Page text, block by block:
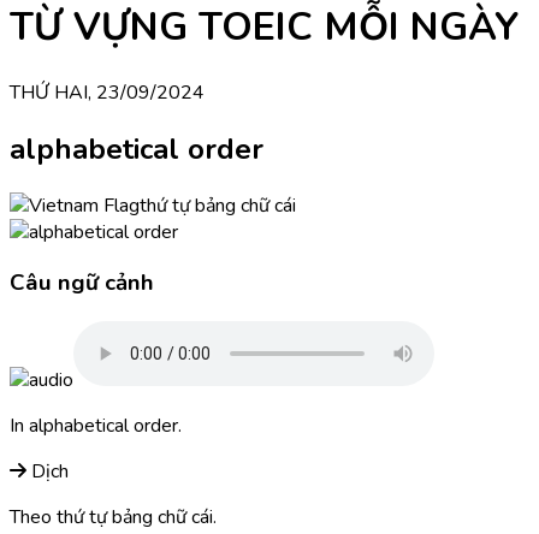
TỪ VỰNG TOEIC MỖI NGÀY
THỨ HAI, 23/09/2024
alphabetical order
thứ tự bảng chữ cái
Câu ngữ cảnh
In alphabetical order.
Dịch
Theo thứ tự bảng chữ cái.